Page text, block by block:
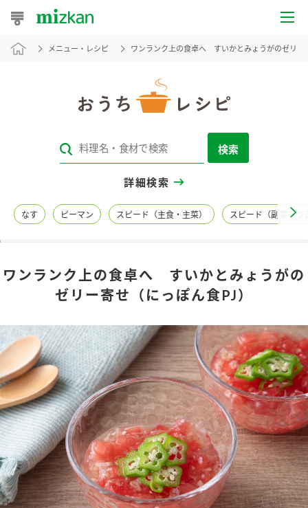
おうちレシピ
レシピカテゴリ一覧
レシピ名特集
商品情報
酢 調味酢
お酢ドリンク ぽん酢
みりん風・料理酒 鍋用調味料
新商品一覧
キャンペーン情報
ブランド・スペシャルサイト
ブランド・スペシャルサイト トップ
商品ブランドサイト
Fibee（ファイビー）
企業情報
メニュー・レシピ ワンランク上の食卓へ すいかとみょうがのゼリー
検索
詳細検索
なす ピーマン スピード（主食・主菜） スピード（副菜・つ
ワンランク上の食卓へ すいかとみょうがの
ゼリー寄せ（にっぽん食PJ）